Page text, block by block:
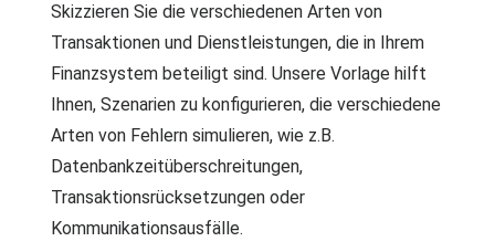
Skizzieren Sie die verschiedenen Arten von
Transaktionen und Dienstleistungen, die in Ihrem
Finanzsystem beteiligt sind. Unsere Vorlage hilft
Ihnen, Szenarien zu konfigurieren, die verschiedene
Arten von Fehlern simulieren, wie z.B.
Datenbankzeitüberschreitungen,
Transaktionsrücksetzungen oder
Kommunikationsausfälle.